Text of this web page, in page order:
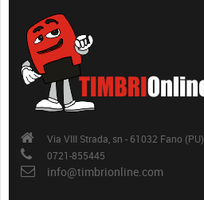
Via VIII Strada, sn - 61032 Fano (PU)
0721-855445
info@timbrionline.com